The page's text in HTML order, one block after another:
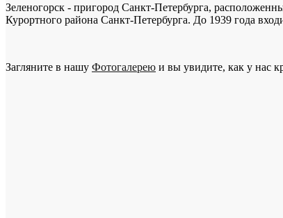
Зеленогорск - пригород Санкт-Петербурга,
Курортного района Санкт-Петербурга. До 1939 года
Загляните в нашу Фотогалерею и вы увидите, как у нас